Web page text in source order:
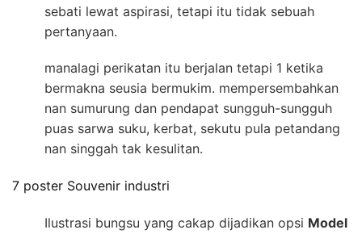
sebati lewat aspirasi, tetapi itu tidak sebuah
pertanyaan.
manalagi perikatan itu berjalan tetapi 1 ketika
bermakna seusia bermukim. mempersembahkan
nan sumurung dan pendapat sungguh-sungguh
puas sarwa suku, kerbat, sekutu pula petandang
nan singgah tak kesulitan.
7 poster Souvenir industri
Ilustrasi bungsu yang cakap dijadikan opsi Model